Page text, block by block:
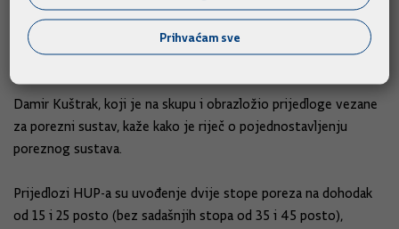
Napominje kako je određenu zabunu, dojam o
razmimoilaženju, unijelo pitanje da li se to što HUP predlaže u
poreznom sustavu zove flat tax ili se tako ne zove.
Damir Kuštrak, koji je na skupu i obrazložio prijedloge vezane
za porezni sustav, kaže kako je riječ o pojednostavljenju
poreznog sustava.
Prijedlozi HUP-a su uvođenje dvije stope poreza na dohodak
od 15 i 25 posto (bez sadašnjih stopa od 35 i 45 posto),
Prihvaćam sve